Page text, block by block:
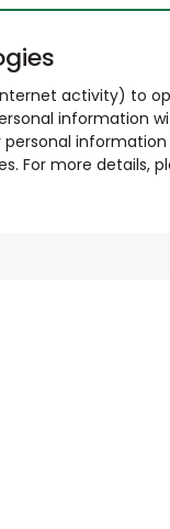
activity) to
information
For more details,